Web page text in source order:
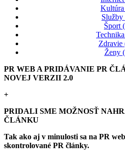
Služby
Šport
Zdravie
Ženy
PR WEB A PRIDÁVANIE PR
NOVEJ VERZII 2.0
+
PRIDALI SME MOŽNOSŤ
ČLÁNKU
Tak ako aj v minulosti sa na PR
skontrolované PR články.